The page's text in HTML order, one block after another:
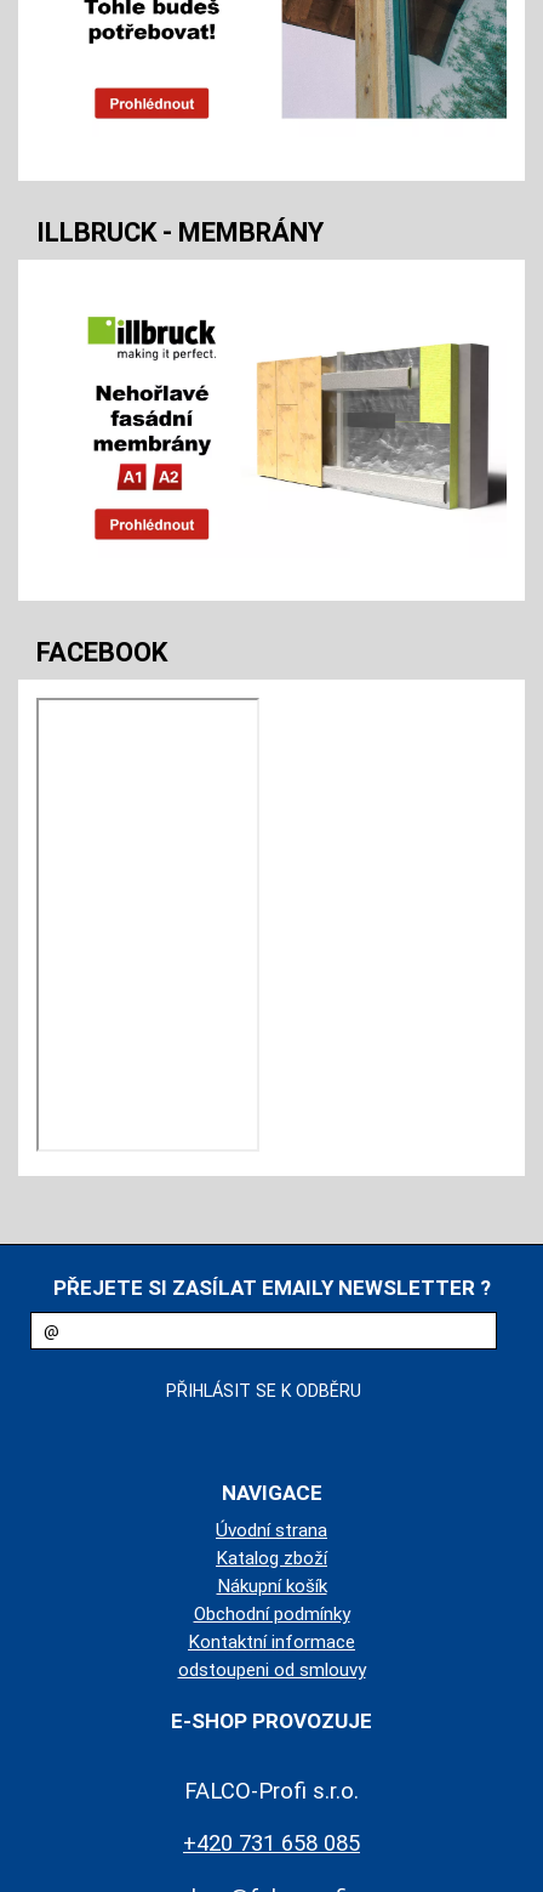
ILLBRUCK - MEMBRÁNY
FACEBOOK
PŘEJETE SI ZASÍLAT EMAILY NEWSLETTER ?
NAVIGACE
Úvodní strana
Katalog zboží
Nákupní košík
Obchodní podmínky
Kontaktní informace
odstoupeni od smlouvy
E-SHOP PROVOZUJE
FALCO-Profi s.r.o.
+420 731 658 085